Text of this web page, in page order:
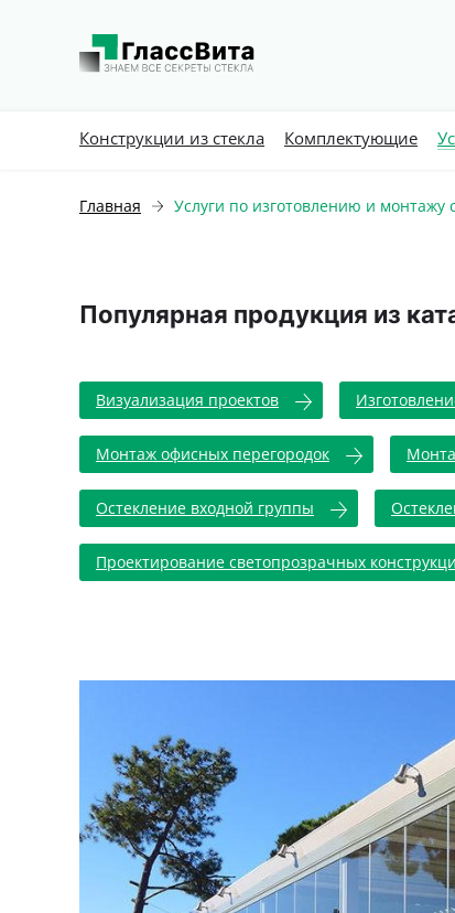
Конструкции из стекла Комплектующие
Главная Услуги по изготовлению и монтажу
Популярная продукция из
Визуализация проектов
Монтаж офисных перегородок
Остекление входной группы
Проектирование светопрозрачных